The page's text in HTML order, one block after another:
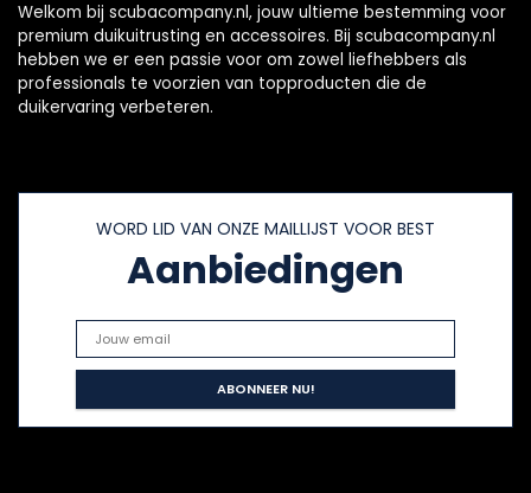
Welkom bij scubacompany.nl, jouw ultieme bestemming voor
premium duikuitrusting en accessoires. Bij scubacompany.nl
hebben we er een passie voor om zowel liefhebbers als
professionals te voorzien van topproducten die de
duikervaring verbeteren.
WORD LID VAN ONZE MAILLIJST VOOR BEST
Aanbiedingen